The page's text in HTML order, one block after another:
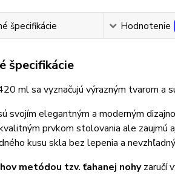
špecifikácie Hodnotenie
špecifikácie
ml sa vyznačujú výrazným tvarom a
svojím elegantným a moderným
prvkom stolovania ale zaujmú
kusu skla bez lepenia a
metódou tzv. ťahanej nohyzaručí